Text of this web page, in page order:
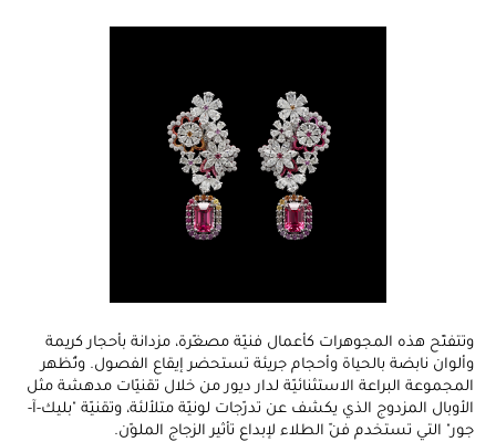
وتتفتّح هذه المجوهرات كأعمال فنيّة مصغّرة، مزدانة بأحجار كريمة
وألوان نابضة بالحياة وأحجام جريئة تستحضر إيقاع الفصول. وتُظهر
المجموعة البراعة الاستثنائيّة لدار ديور من خلال تقنيّات مدهشة مثل
الأوبال المزدوج الذي يكشف عن تدرّجات لونيّة متلألئة، وتقنيّة "بليك-آ-
جور" التي تستخدم فنّ الطلاء لإبداع تأثير الزجاج الملوّن.